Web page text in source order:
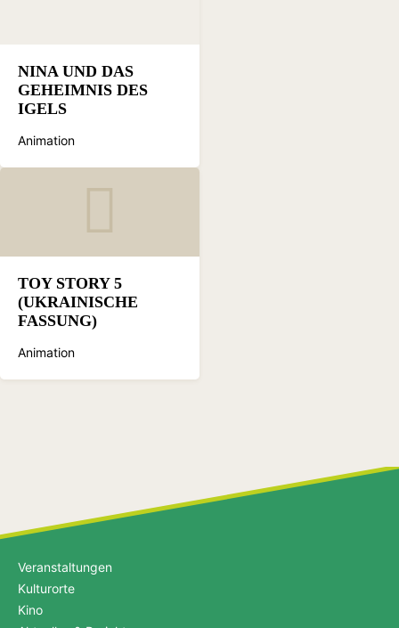
NINA UND DAS
GEHEIMNIS DES
IGELS
Animation
TOY STORY 5
(UKRAINISCHE
FASSUNG)
Animation
Veranstaltungen
Kulturorte
Kino